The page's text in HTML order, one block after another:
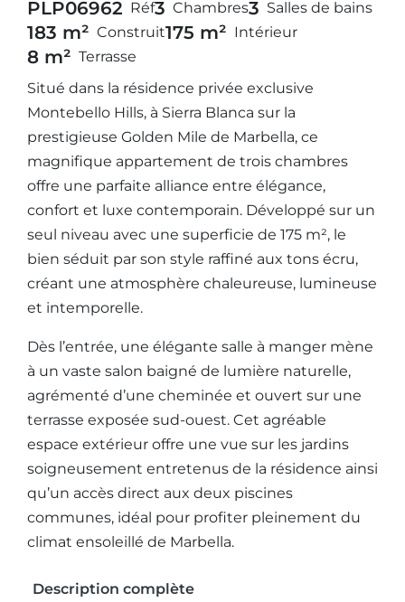
PLP06962 Réf3 Chambres3 Salles de bains
183 m² Construit175 m² Intérieur
8 m² Terrasse
Situé dans la résidence privée exclusive
Montebello Hills, à Sierra Blanca sur la
prestigieuse Golden Mile de Marbella, ce
magnifique appartement de trois chambres
offre une parfaite alliance entre élégance,
confort et luxe contemporain. Développé sur un
seul niveau avec une superficie de 175 m², le
bien séduit par son style raffiné aux tons écru,
créant une atmosphère chaleureuse, lumineuse
et intemporelle.
Dès l’entrée, une élégante salle à manger mène
à un vaste salon baigné de lumière naturelle,
agrémenté d’une cheminée et ouvert sur une
terrasse exposée sud-ouest. Cet agréable
espace extérieur offre une vue sur les jardins
soigneusement entretenus de la résidence ainsi
qu’un accès direct aux deux piscines
communes, idéal pour profiter pleinement du
climat ensoleillé de Marbella.
Description complète